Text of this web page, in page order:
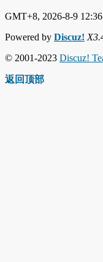
GMT+8, 2026-8-9 12:36
Powered by Discuz!
© 2001-2023 Discuz!
返回顶部